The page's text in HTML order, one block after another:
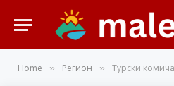
Home » Регион » Турски комичар